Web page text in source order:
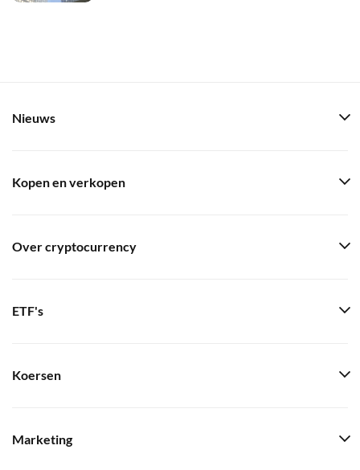
Nieuws
Kopen en verkopen
Over cryptocurrency
ETF's
Koersen
Marketing